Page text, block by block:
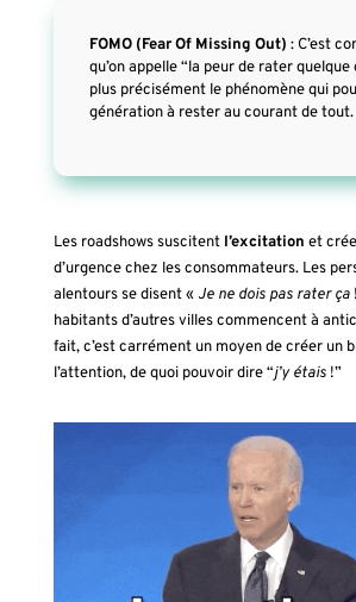
FOMO (Fear Of Missing Out) : C’est
qu’on appelle “la peur de rater quelque
plus précisément le phénomène qui
génération à rester au courant de tout.
Les roadshows suscitent l’excitation et
d’urgence chez les consommateurs. Les
alentours se disent «Je ne dois pas rater ça
habitants d’autres villes commencent à
fait, c’est carrément un moyen de créer un
l’attention, de quoi pouvoir dire “j’y étais !”